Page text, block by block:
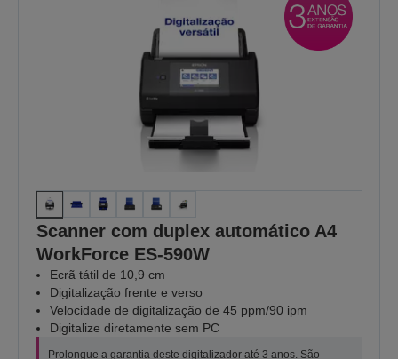
Scanner com duplex automático A4
WorkForce ES-590W
Ecrã tátil de 10,9 cm
Digitalização frente e verso
Velocidade de digitalização de 45 ppm/90 ipm
Digitalize diretamente sem PC
Prolongue a garantia deste digitalizador até 3 anos. São